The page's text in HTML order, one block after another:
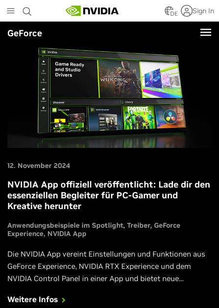
to
main
content
DE Sign In
GeForce
12. November 2024
NVIDIA App offiziell veröffentlicht: Lade dir den
essenziellen Begleiter für PC-Gamer und
Kreative herunter
Anwendungsbeispiele im Spotlight Treiber GeForce
Experience NVIDIA App
Die NVIDIA App vereint Einstellungen und Funktionen aus
GeForce Experience, NVIDIA RTX Experience und dem
NVIDIA Control Panel in einer App und bietet neue
Videowiedergabe und deine Arbeit noch weiter bereichern.
Weitere Infos